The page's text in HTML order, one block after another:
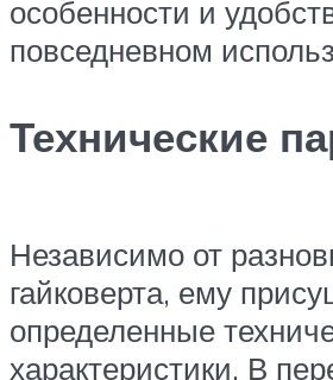
особенности и
повседневном
Технические
Независимо от
гайковерта, ему
определенные
характеристики. В